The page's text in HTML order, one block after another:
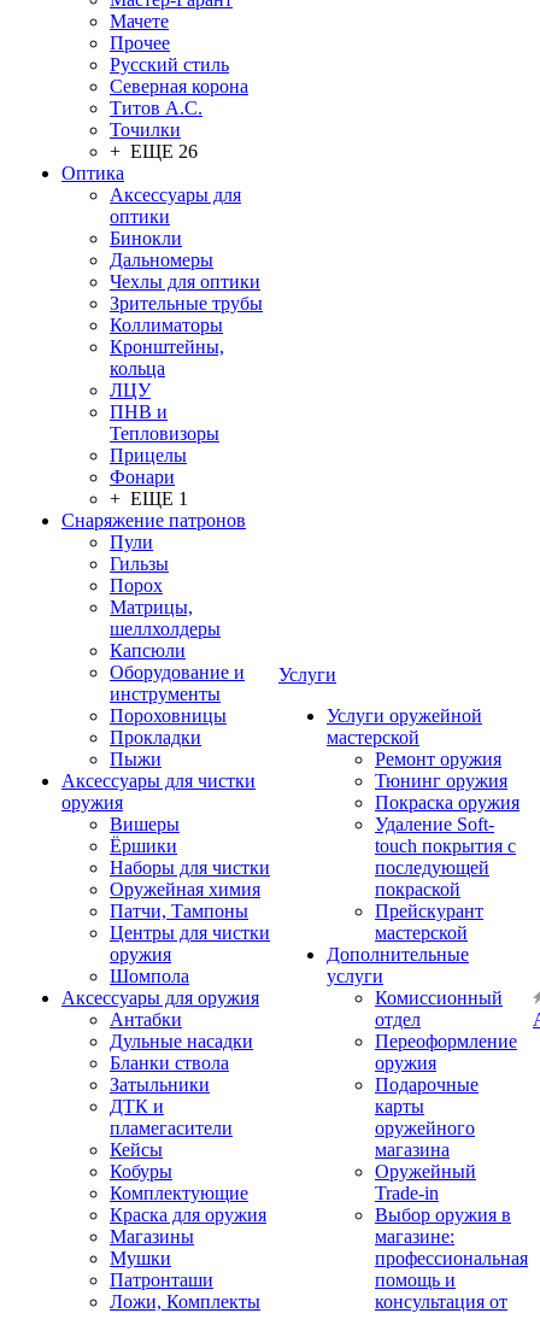
Мачете
Прочее
Русский стиль
Северная корона
Титов А.С.
Точилки
+ ЕЩЕ 26
Оптика
Аксессуары для
оптики
Бинокли
Дальномеры
Чехлы для оптики
Зрительные трубы
Коллиматоры
Кронштейны,
кольца
ЛЦУ
ПНВ и
Тепловизоры
Прицелы
Фонари
+ ЕЩЕ 1
Снаряжение патронов
Пули
Гильзы
Порох
Матрицы,
шеллхолдеры
Капсюли
Оборудование и
инструменты
Пороховницы
Прокладки
Пыжи
Аксессуары для чистки
оружия
Вишеры
Ёршики
Наборы для чистки
Оружейная химия
Патчи, Тампоны
Центры для чистки
оружия
Шомпола
Аксессуары для оружия
Антабки
Дульные насадки
Бланки ствола
Затыльники
ДТК и
пламегасители
Кейсы
Кобуры
Комплектующие
Краска для оружия
Магазины
Мушки
Патронташи
Ложи, Комплекты
Услуги
Услуги оружейной
мастерской
Ремонт оружия
Тюнинг оружия
Покраска оружия
Удаление Soft-
touch покрытия с
последующей
покраской
Прейскурант
мастерской
Дополнительные
услуги
Комиссионный
отдел
Переоформление
оружия
Подарочные
карты
оружейного
магазина
Оружейный
Trade-in
Выбор оружия в
магазине:
профессиональная
помощь и
консультация от